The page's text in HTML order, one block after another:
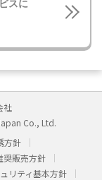
スに
社
Co., Ltd.
方針
奨販売方針
リティ基本方針